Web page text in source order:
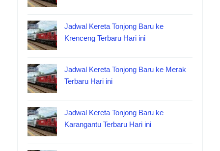
Jadwal Kereta Tonjong Baru ke
Krenceng Terbaru Hari ini
Jadwal Kereta Tonjong Baru ke Merak
Terbaru Hari ini
Jadwal Kereta Tonjong Baru ke
Karangantu Terbaru Hari ini